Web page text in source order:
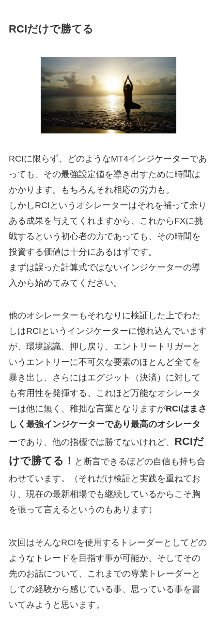
RCIだけで勝てる
RCIに限らず、どのようなMT4インジケーターであ
っても、その最強設定値を導き出すために時間は
かかります。もちろんそれ相応の労力も。
しかしRCIというオシレーターはそれを補って余り
ある成果を与えてくれますから、これからFXに挑
戦するという初心者の方であっても、その時間を
投資する価値は十分にあるはずです。
まずは誤った計算式ではないインジケーターの導
入から始めてみてください。
他のオシレーターもそれなりに検証した上でわた
しはRCIというインジケーターに惚れ込んでいます
が、環境認識、押し戻り、エントリートリガーと
いうエントリーに不可欠な要素のほとんど全てを
暴き出し、さらにはエグジット（決済）に対して
も有用性を発揮する、これほど万能なオシレータ
ーは他に無く、稚拙な言葉となりますがRCIはまさ
しく最強インジケーターであり最高のオシレータ
ーであり、他の指標では勝てないけれど、 RCIだ
けで勝てる！ と断言できるほどの自信も持ち合
わせています。（それだけ検証と実践を重ねてお
り、現在の最新相場でも継続しているからこそ胸
を張って言えるというのもあります）
次回はそんなRCIを使用するトレーダーとしてどの
ようなトレードを目指す事が可能か、そしてその
先のお話について、これまでの専業トレーダーと
しての経験から感じている事、思っている事を書
いてみようと思います。